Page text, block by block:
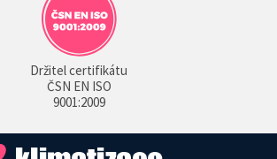
Držitel certifikátu
ČSN EN ISO
9001:2009